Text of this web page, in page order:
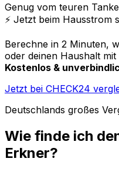
Genug vom teuren
⚡️ Jetzt beim Hausstrom
Berechne in 2 Minuten,
oder deinen Haushalt
Kostenlos &
Jetzt bei CHECK24
Deutschlands großes
Wie finde ich
Erkner?